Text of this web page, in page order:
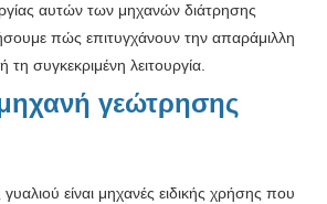
αυτών των μηχανών διάτρησης
πώς επιτυγχάνουν την απαράμιλλη
συγκεκριμένη λειτουργία.
μηχανή γεώτρησης
είναι μηχανές ειδικής χρήσης που